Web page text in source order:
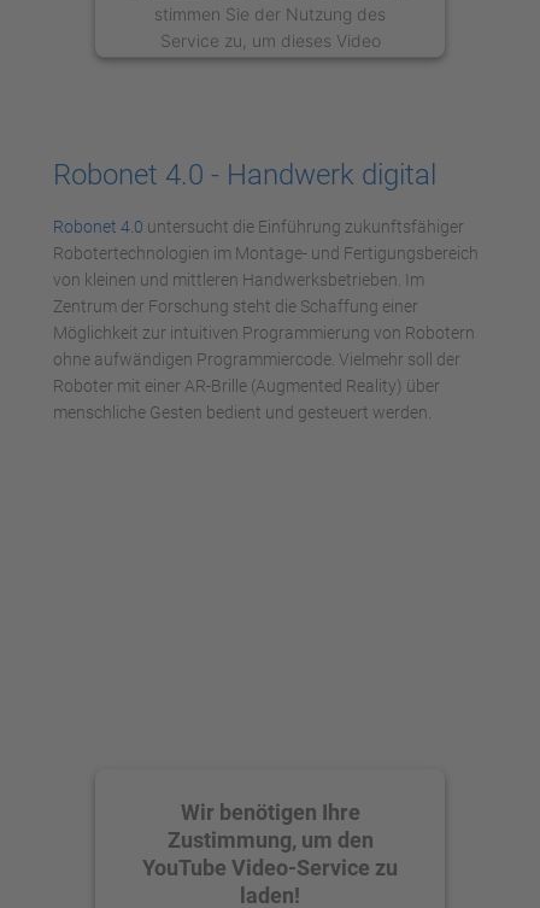
stimmen Sie der Nutzung des
Service zu, um dieses Video
anzusehen.
powered byUsercentrics Consent
Management Platform
Robonet 4.0 - Handwerk digital
Robonet 4.0 untersucht die Einführung zukunftsfähiger
Robotertechnologien im Montage- und Fertigungsbereich
von kleinen und mittleren Handwerksbetrieben. Im
Zentrum der Forschung steht die Schaffung einer
Möglichkeit zur intuitiven Programmierung von Robotern
ohne aufwändigen Programmiercode. Vielmehr soll der
Roboter mit einer AR-Brille (Augmented Reality) über
menschliche Gesten bedient und gesteuert werden.
Wir benötigen Ihre
Zustimmung, um den
YouTube Video-Service zu
laden!